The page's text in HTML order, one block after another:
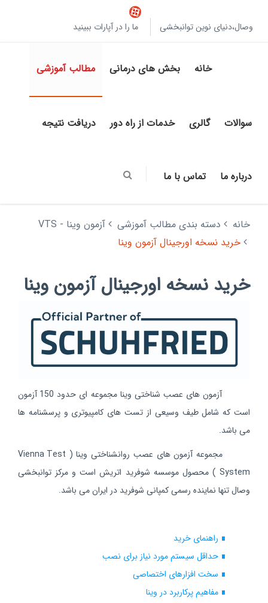
وصال،دنیای نوین توانبخشی ما را در آپارات ببینید
خانه بخش های درمانی مطالب آموزشی
سوالات گالری خدمات از راه دور دریافت نتیجه
درباره ما تماس با ما
خانه دسته بندی مطالب آموزشی
آزمون وینا - VTS
خرید نسخه اورجینال آزمون وینا
خرید نسخه اورجینال آزمون وینا
آزمون های عصب شناختی وینا مجموعه ای حدود 150 آزمون
است که شامل طیف وسیعی از تست های کامپیوتری و پرسشنامه ها
می باشد.
مجموعه آزمون های عصب روانشناختی وینا ( Vienna Test
System ) محصول موسسه شوفرید اتریش است و مرکز توانبخشی
وصال تنها نماینده رسمی کمپانی شوفرید در ایران می باشد.
∎ راهنمای خرید
∎ حداقل سیستم مورد نیاز برای نصب
∎ سخت افزارهای اختصاصی
∎ مفاهیم پرکاربرد در وینا